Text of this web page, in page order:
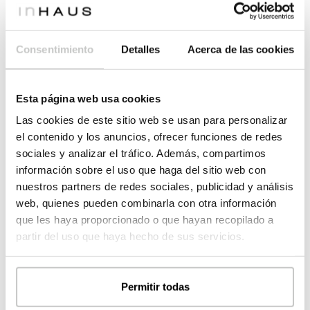
Consentimiento Detalles Acerca de las cookies
Esta página web usa cookies
Las cookies de este sitio web se usan para personalizar
el contenido y los anuncios, ofrecer funciones de redes
sociales y analizar el tráfico. Además, compartimos
información sobre el uso que haga del sitio web con
nuestros partners de redes sociales, publicidad y análisis
web, quienes pueden combinarla con otra información
que les haya proporcionado o que hayan recopilado a
partir del uso que haya hecho de sus servicios.
Permitir todas
A l’étage, l’espace nuit avec deux chambres munies de salles
de bains et d’un dressing.
De grandes qualités pour une maison préfabriquée au design
afirmé.
Haute efficacité énergétique (RT2020) dans une maison
préfabriquée en béton dans laquelle vous pouvez entrer en
moins de temps que vous ne l’imaginez.
SURFACE UTILE 290.18 m2
MAISON 219.51 m 2
PORCHES 70.67 m
REZ DE CHAUSSÉE
136.88 m
Entrée 12.65 m